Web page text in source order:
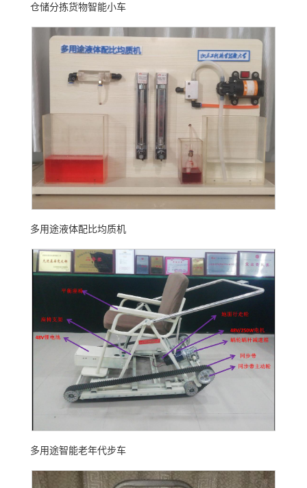
仓储分拣货物智能小车
多用途液体配比均质机
多用途智能老年代步车